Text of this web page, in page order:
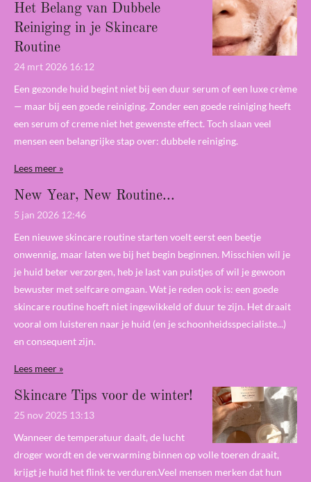
Het Belang van Dubbele
Reiniging in je Skincare
Routine
24 mrt 2026 16:12
Een gezonde huid begint niet bij een duur serum of een luxe crème
— maar bij een goede reiniging. Zonder een goede reiniging heeft
een serum of creme niet het gewenste effect. Toch slaan veel
mensen een belangrijke stap over: dubbele reiniging.
Lees meer »
New Year, New Routine...
5 jan 2026 12:46
Een nieuwe skincare routine starten voelt eerst een beetje
onwennig, maar laten we bij het begin beginnen. Misschien wil je
je huid beter verzorgen, heb je last van puistjes of wil je gewoon
bewuster met selfcare omgaan. Wat je reden ook is: een goede
skincare routine hoeft niet ingewikkeld of duur te zijn. Het draait
vooral om luisteren naar je huid (en je schoonheidsspecialiste...)
en consequent zijn.
Lees meer »
Skincare Tips voor de winter!
25 nov 2025 13:13
Wanneer de temperatuur daalt, de lucht
droger wordt en de verwarming binnen op volle toeren draait,
krijgt je huid het flink te verduren.Veel mensen merken dat hun